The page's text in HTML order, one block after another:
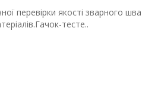
перевірки якості зварного шва
тесте..